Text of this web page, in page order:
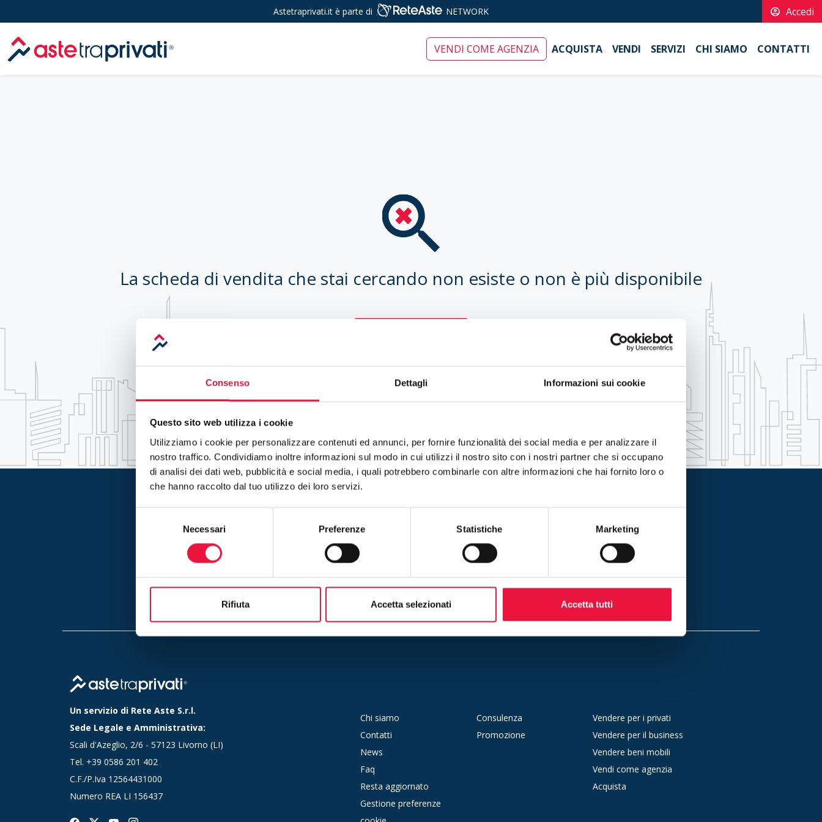
Consenso Dettagli Informazioni sui cookie
Questo sito web utilizza i cookie
Utilizziamo i cookie per personalizzare contenuti ed annunci, per fornire funzionalità dei social media e per analizzare il
nostro traffico. Condividiamo inoltre informazioni sul modo in cui utilizzi il nostro sito con i nostri partner che si occupano
di analisi dei dati web, pubblicità e social media, i quali potrebbero combinarle con altre informazioni che hai fornito loro o
che hanno raccolto dal tuo utilizzo dei loro servizi.
Necessari Preferenze Statistiche Marketing
Rifiuta Accetta selezionati Accetta tutti
Astetraprivati.it è parte di NETWORK account_circle Accedi
Aste immobiliari tra privati VENDI COME AGENZIA ACQUISTA VENDI SERVIZI CHI SIAMO CONTATTI
La scheda di vendita che stai cercando non esiste o non è più disponibile
Un servizio di Rete Aste S.r.l.
Sede Legale e Amministrativa:
Scali d'Azeglio, 2/6 - 57123 Livorno (LI)
Tel. +39 0586 201 402
C.F./P.Iva 12564431000
Numero REA LI 156437
Chi siamo
Contatti
News
Faq
Resta aggiornato
Gestione preferenze
Consulenza
Promozione
Vendere per i privati
Vendere per il business
Vendere beni mobili
Vendi come agenzia
Acquista